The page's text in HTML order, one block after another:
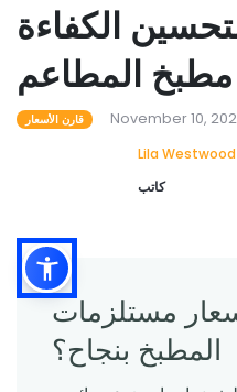
الكفاءة
المطاعم
قارن الأسعار
November 10,
Lila Westwood
كاتب
مستلزمات
المطبخ بنجاح؟